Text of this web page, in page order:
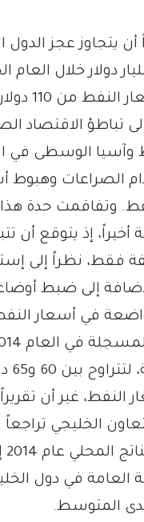
يتجاوز عجز الدول
خمس سنوات، منها 360 مليار
وآسيا الوسطى
الصراعات وهبوط
وتفاقمت حدة
أخيراً، إذ يتوقع أن
فقط، نظراً إلى
إلى ضبط
في أسعار
دولاراً للبرميل.
غير أن
الخليجي
المتوسط.